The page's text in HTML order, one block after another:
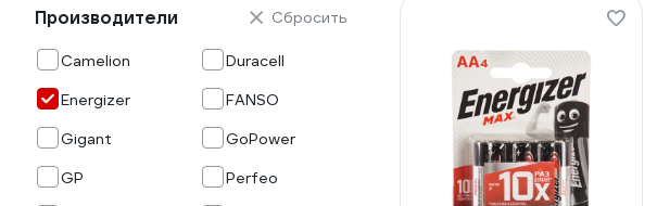
Производители
Camelion
Duracell
Energizer
FANSO
Gigant
GoPower
GP
Perfeo
Сбросить